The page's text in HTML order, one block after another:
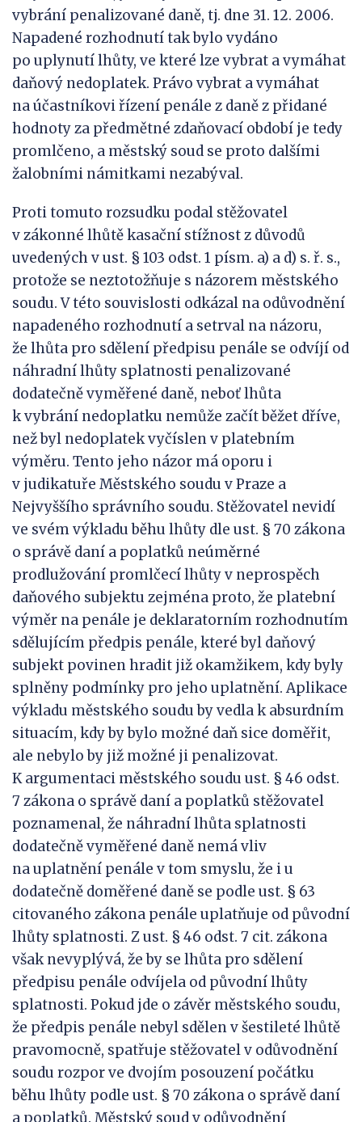
vybrání penalizované daně, tj. dne 31. 12. 2006.
Napadené rozhodnutí tak bylo vydáno
po uplynutí lhůty, ve které lze vybrat a vymáhat
daňový nedoplatek. Právo vybrat a vymáhat
na účastníkovi řízení penále z daně z přidané
hodnoty za předmětné zdaňovací období je tedy
promlčeno, a městský soud se proto dalšími
žalobními námitkami nezabýval.
Proti tomuto rozsudku podal stěžovatel
v zákonné lhůtě kasační stížnost z důvodů
uvedených v ust. § 103 odst. 1 písm. a) a d) s. ř. s.,
protože se neztotožňuje s názorem městského
soudu. V této souvislosti odkázal na odůvodnění
napadeného rozhodnutí a setrval na názoru,
že lhůta pro sdělení předpisu penále se odvíjí od
náhradní lhůty splatnosti penalizované
dodatečně vyměřené daně, neboť lhůta
k vybrání nedoplatku nemůže začít běžet dříve,
než byl nedoplatek vyčíslen v platebním
výměru. Tento jeho názor má oporu i
v judikatuře Městského soudu v Praze a
Nejvyššího správního soudu. Stěžovatel nevidí
ve svém výkladu běhu lhůty dle ust. § 70 zákona
o správě daní a poplatků neúměrné
prodlužování promlčecí lhůty v neprospěch
daňového subjektu zejména proto, že platební
výměr na penále je deklaratorním rozhodnutím
sdělujícím předpis penále, které byl daňový
subjekt povinen hradit již okamžikem, kdy byly
splněny podmínky pro jeho uplatnění. Aplikace
výkladu městského soudu by vedla k absurdním
situacím, kdy by bylo možné daň sice doměřit,
ale nebylo by již možné ji penalizovat.
K argumentaci městského soudu ust. § 46 odst.
7 zákona o správě daní a poplatků stěžovatel
poznamenal, že náhradní lhůta splatnosti
dodatečně vyměřené daně nemá vliv
na uplatnění penále v tom smyslu, že i u
dodatečně doměřené daně se podle ust. § 63
citovaného zákona penále uplatňuje od původní
lhůty splatnosti. Z ust. § 46 odst. 7 cit. zákona
však nevyplývá, že by se lhůta pro sdělení
předpisu penále odvíjela od původní lhůty
splatnosti. Pokud jde o závěr městského soudu,
že předpis penále nebyl sdělen v šestileté lhůtě
pravomocně, spatřuje stěžovatel v odůvodnění
soudu rozpor ve dvojím posouzení počátku
běhu lhůty podle ust. § 70 zákona o správě daní
a poplatků. Městský soud v odůvodnění